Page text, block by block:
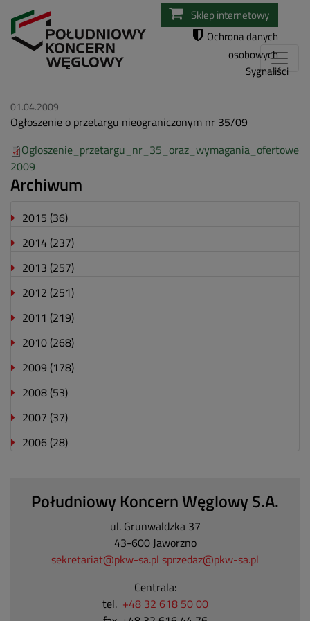
Przejdź
do
Sklep internetowy
Ochrona danych
osobowych
Sygnaliści
01.04.2009
Ogłoszenie o przetargu nieograniczonym nr 35/09
Ogloszenie_przetargu_nr_35_oraz_wymagania_ofertowe
2009
Archiwum
2015 (36)
2014 (237)
2013 (257)
2012 (251)
2011 (219)
2010 (268)
2009 (178)
2008 (53)
2007 (37)
2006 (28)
Południowy Koncern Węglowy S.A.
ul. Grunwaldzka 37
43-600 Jaworzno
sekretariat@pkw-sa.pl sprzedaz@pkw-sa.pl
Centrala:
tel. +48 32 618 50 00